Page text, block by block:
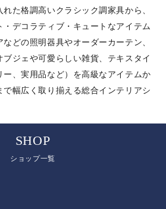
た格調高いクラシック調家具から、
・デコラティブ・キュートなアイテム
などの照明器具やオーダーカーテン、
ジェや可愛らしい雑貨、テキスタイ
ー、実用品など）を高級なアイテムか
で幅広く取り揃える総合インテリアシ
SHOP
ショップ一覧